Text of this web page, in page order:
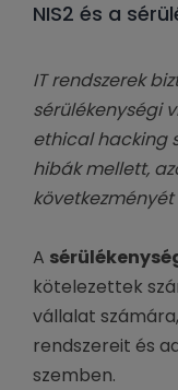
NIS2 és a
IT rendszerek
sérülékenységi
ethical hacking
hibák mellett,
A
kötelezettek
vállalat
rendszereit és
szemben.